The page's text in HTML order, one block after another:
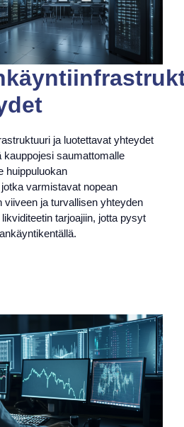
ja luotettavat yhteydet
saumattomalle
huippuluokan
varmistavat nopean
ja turvallisen yhteyden
tarjoajiin, jotta pysyt